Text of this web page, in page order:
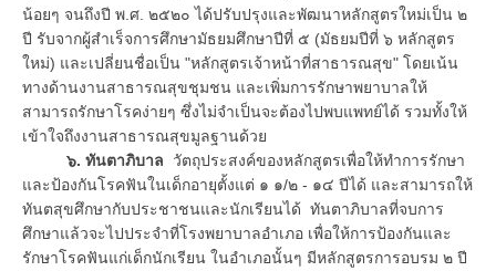
น้อยๆ จนถึงปี พ.ศ. ๒๕๒๐ ได้ปรับปรุงและพัฒนาหลักสูตรใหม่เป็น ๒
ปี รับจากผู้สำเร็จการศึกษามัธยมศึกษาปีที่ ๕ (มัธยมปีที่ ๖ หลักสูตร
ใหม่) และเปลี่ยนชื่อเป็น "หลักสูตรเจ้าหน้าที่สาธารณสุข" โดยเน้น
ทางด้านงานสาธารณสุขชุมชน และเพิ่มการรักษาพยาบาลให้
สามารถรักษาโรคง่ายๆ ซึ่งไม่จำเป็นจะต้องไปพบแพทย์ได้ รวมทั้งให้
เข้าใจถึงงานสาธารณสุขมูลฐานด้วย
๖. ทันตาภิบาล วัตถุประสงค์ของหลักสูตรเพื่อให้ทำการรักษา
และป้องกันโรคฟันในเด็กอายุตั้งแต่ ๑ ๑/๒ - ๑๔ ปีได้ และสามารถให้
ทันตสุขศึกษากับประชาชนและนักเรียนได้ ทันตาภิบาลที่จบการ
ศึกษาแล้วจะไปประจำที่โรงพยาบาลอำเภอ เพื่อให้การป้องกันและ
รักษาโรคฟันแก่เด็กนักเรียน ในอำเภอนั้นๆ มีหลักสูตรการอบรม ๒ ปี